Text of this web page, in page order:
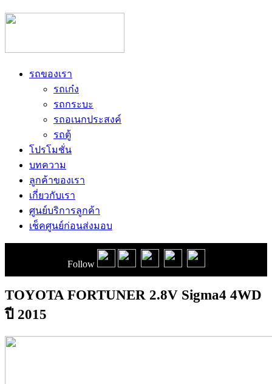
รถของเรา
รถเก๋ง
รถกระบะ
รถอเนกประสงค์
รถตู้
โปรโมชั่น
บทความ
ลูกค้าของเรา
เกี่ยวกับเรา
ศูนย์บริการลูกค้า
เช็คศูนย์ก่อนส่งมอบ
Follow
TOYOTA FORTUNER 2.8V Sigma4 4WD
ปี 2015